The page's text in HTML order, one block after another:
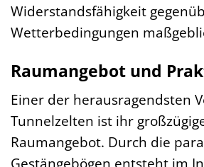
Widerstandsfähigkeit
Wetterbedingungen
Raumangebot und
Einer der herausragendsten
Tunnelzelten ist ihr
Raumangebot. Durch die
Gestängebögen entsteht im